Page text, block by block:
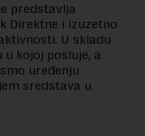
predstavlja
Direktne i izuzetno
U skladu
kojoj posluje, a
uređenju
sredstava u